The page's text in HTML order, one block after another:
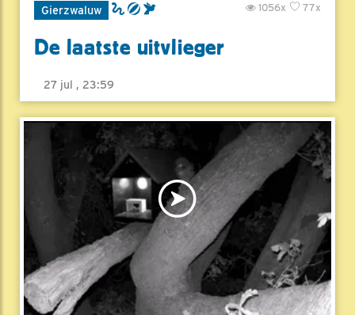
Gierzwaluw 77x
1056x
De laatste uitvlieger
27 jul , 23:59